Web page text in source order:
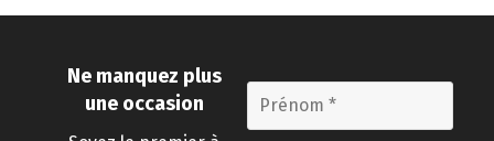
Ne manquez plus
une occasion